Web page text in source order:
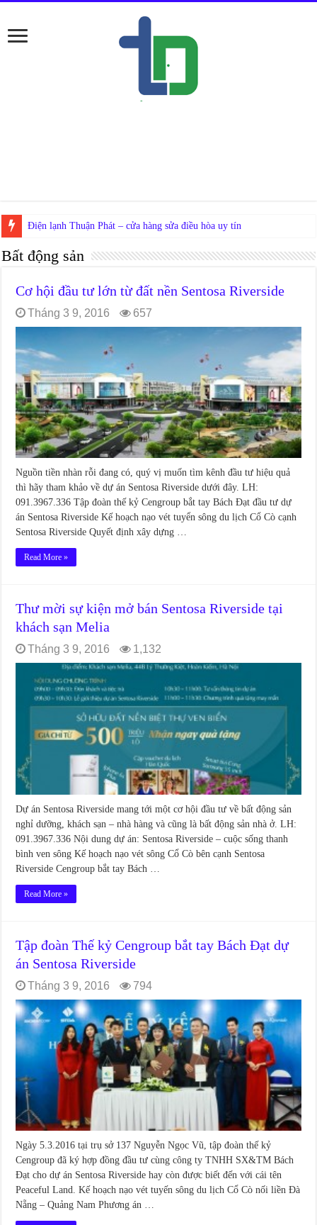
Nếu ở Đố
Bất động sản
Cơ hội đầu tư lớn từ đất nền Sentosa Riverside
Tháng 3 9, 2016 657
Nguồn tiền nhàn rỗi đang có, quý vị muốn tìm kênh đầu tư hiệu quả
thì hãy tham khảo về dự án Sentosa Riverside dưới đây. LH:
091.3967.336 Tập đoàn thế kỷ Cengroup bắt tay Bách Đạt đầu tư dự
án Sentosa Riverside Kế hoạch nạo vét tuyển sông du lịch Cổ Cò cạnh
Sentosa Riverside Quyết định xây dựng …
Read More »
Thư mời sự kiện mở bán Sentosa Riverside tại
khách sạn Melia
Tháng 3 9, 2016 1,132
Dự án Sentosa Riverside mang tới một cơ hội đầu tư về bất động sản
nghỉ dưỡng, khách sạn – nhà hàng và cũng là bất động sản nhà ở. LH:
091.3967.336 Nội dung dự án: Sentosa Riverside – cuộc sống thanh
bình ven sông Kế hoạch nạo vét sông Cổ Cò bên cạnh Sentosa
Riverside Cengroup bắt tay Bách …
Read More »
Tập đoàn Thế kỷ Cengroup bắt tay Bách Đạt dự
án Sentosa Riverside
Tháng 3 9, 2016 794
Ngày 5.3.2016 tại trụ sở 137 Nguyễn Ngọc Vũ, tập đoàn thế kỷ
Cengroup đã ký hợp đồng đầu tư cùng công ty TNHH SX&TM Bách
Đạt cho dự án Sentosa Riverside hay còn được biết đến với cái tên
Peaceful Land. Kế hoạch nạo vét tuyến sông du lịch Cổ Cò nối liền Đà
Nẵng – Quảng Nam Phương án …